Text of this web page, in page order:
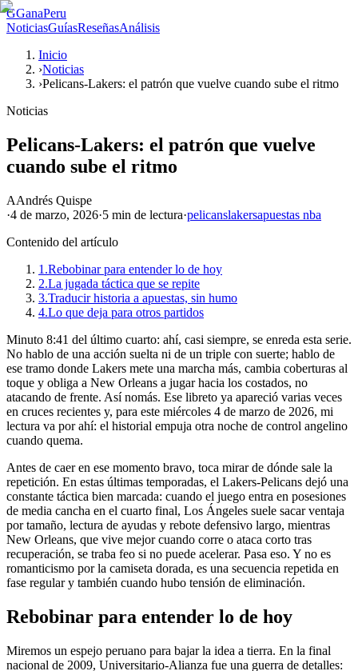
GGanaPeru
NoticiasGuíasReseñasAnálisis
Inicio
›Noticias
›Pelicans-Lakers: el patrón que vuelve cuando sube el ritmo
Noticias
Pelicans-Lakers: el patrón que vuelve
cuando sube el ritmo
AAndrés Quispe
·4 de marzo, 2026·5 min de lectura·pelicanslakersapuestas nba
Contenido del artículo
1.Rebobinar para entender lo de hoy
2.La jugada táctica que se repite
3.Traducir historia a apuestas, sin humo
4.Lo que deja para otros partidos
Minuto 8:41 del último cuarto: ahí, casi siempre, se enreda esta serie.
No hablo de una acción suelta ni de un triple con suerte; hablo de
ese tramo donde Lakers mete una marcha más, cambia coberturas al
toque y obliga a New Orleans a jugar hacia los costados, no
atacando de frente. Así nomás. Ese libreto ya apareció varias veces
en cruces recientes y, para este miércoles 4 de marzo de 2026, mi
lectura va por ahí: el historial empuja otra noche de control angelino
cuando quema.
Antes de caer en ese momento bravo, toca mirar de dónde sale la
repetición. En estas últimas temporadas, el Lakers-Pelicans dejó una
constante táctica bien marcada: cuando el juego entra en posesiones
de media cancha en el cuarto final, Los Ángeles suele sacar ventaja
por tamaño, lectura de ayudas y rebote defensivo largo, mientras
New Orleans, que vive mejor cuando corre o ataca corto tras
recuperación, se traba feo si no puede acelerar. Pasa eso. Y no es
romanticismo por la camiseta dorada, es una secuencia repetida en
fase regular y también cuando hubo tensión de eliminación.
Rebobinar para entender lo de hoy
Miremos un espejo peruano para bajar la idea a tierra. En la final
nacional de 2009, Universitario-Alianza fue una guerra de detalles: